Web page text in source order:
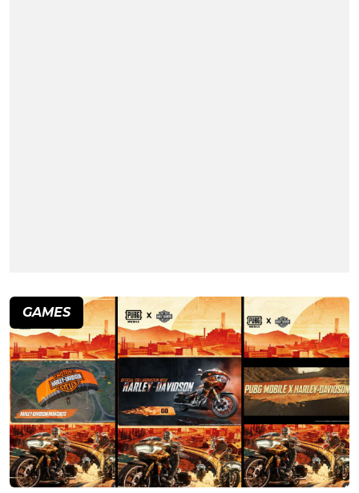
GAMES